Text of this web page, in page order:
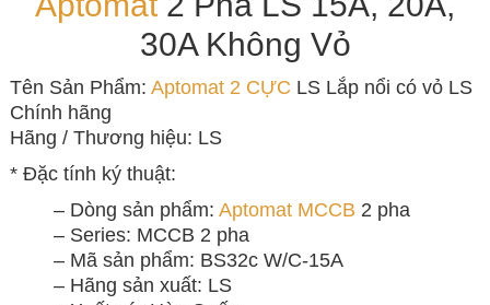
30A Không Vỏ
Tên Sản Phẩm: Aptomat 2 CỰC LS Lắp nổi có vỏ LS
Chính hãng
Hãng / Thương hiệu: LS
* Đặc tính ký thuật:
– Dòng sản phẩm: Aptomat MCCB 2 pha
– Series: MCCB 2 pha
– Mã sản phẩm: BS32c W/C-15A
– Hãng sản xuất: LS